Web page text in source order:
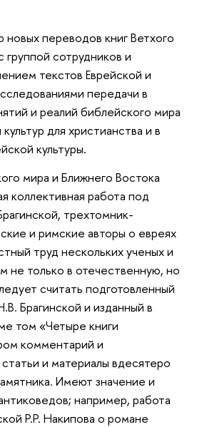
новых переводов книг Ветхого
группой сотрудников и
текстов Еврейской и
передачи в
и реалий библейского мира
для христианства и в
культуры.
мира и Ближнего Востока
коллективная работа под
трехтомник-
и римские авторы о евреях
труд нескольких ученых и
не только в отечественную, но
считать подготовленный
Брагинской и изданный в
том «Четыре книги
комментарий и
и материалы вдесятеро
Имеют значение и
например, работа
Р.Р. Накипова о романе